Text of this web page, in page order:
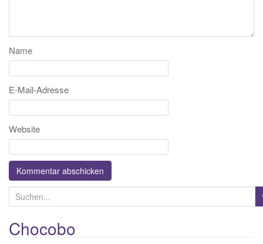
Name
E-Mail-Adresse
Website
u
c
h
Chocobo